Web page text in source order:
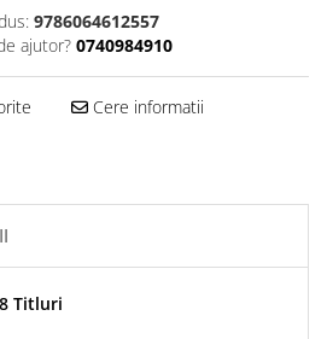
9786064612557
ajutor? 0740984910
Cere informatii
Titluri